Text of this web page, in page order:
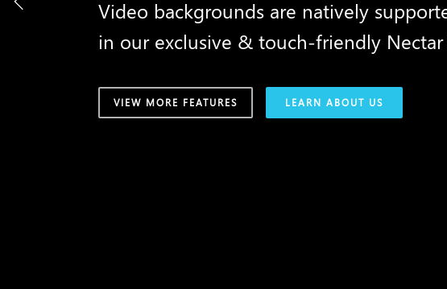
Video backgrounds are natively
in our exclusive & touch-friendly Nectar
VIEW MORE FEATURES LEARN ABOUT US